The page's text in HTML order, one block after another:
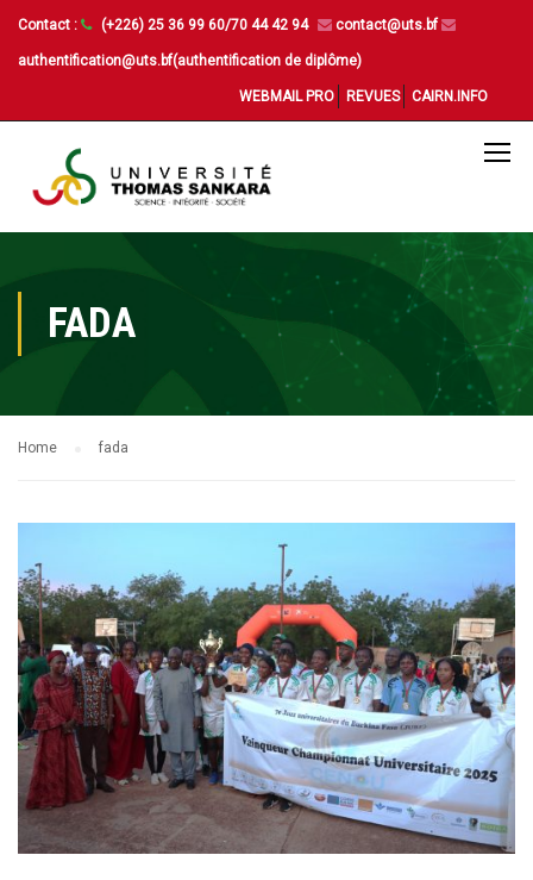
Contact : (+226) 25 36 99 60/70 44 42 94 contact@uts.bf
authentification@uts.bf(authentification de diplôme)
WEBMAIL PRO REVUES CAIRN.INFO
FADA
Home fada